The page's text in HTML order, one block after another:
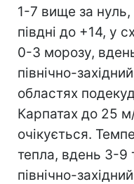
1-7 вище за
півдні до +14, у
0-3 морозу,
північно-
областях
Карпатах до 25
очікується.
тепла, вдень 3-9
північно-